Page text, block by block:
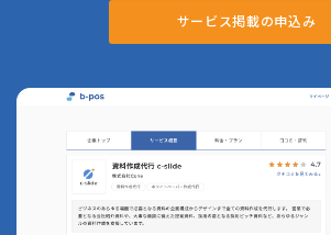
サービス掲載の申込み